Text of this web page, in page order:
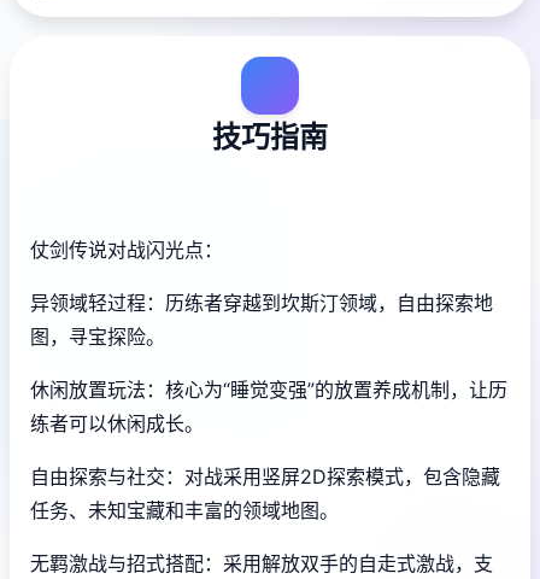
技巧指南
仗剑传说对战闪光点：
异领域轻过程：历练者穿越到坎斯汀领域，自由探索地
图，寻宝探险。
休闲放置玩法：核心为“睡觉变强”的放置养成机制，让历
练者可以休闲成长。
自由探索与社交：对战采用竖屏2D探索模式，包含隐藏
任务、未知宝藏和丰富的领域地图。
无羁激战与招式搭配：采用解放双手的自走式激战，支